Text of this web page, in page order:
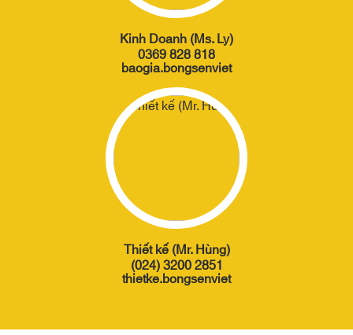
Kinh Doanh (Ms. Ly)
0369 828 818
baogia.bongsenviet
Thiết kế (Mr. Hùng)
(024) 3200 2851
thietke.bongsenviet